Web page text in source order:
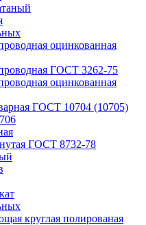
оцинкованная
ГОСТ 3262-75
оцинкованная
ГОСТ 10704 (10705)
ГОСТ 8732-78
круглая полированая